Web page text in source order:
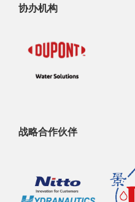
协办机构
战略合作伙伴